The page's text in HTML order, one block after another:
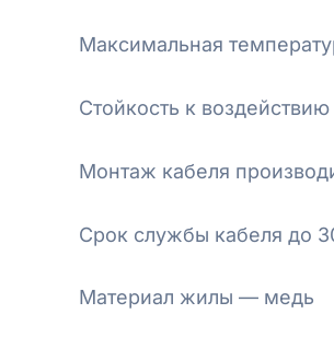
Максимальная
Стойкость к
Монтаж кабеля
Срок службы кабеля до
Материал жилы — медь